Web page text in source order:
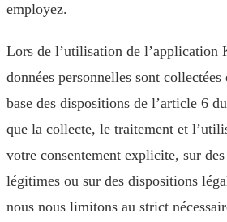
employez.
Lors de l’utilisation de l’application
données personnelles sont
base des dispositions de l’article 6
que la collecte, le traitement et
votre consentement explicite, sur
légitimes ou sur des dispositions
nous nous limitons au strict